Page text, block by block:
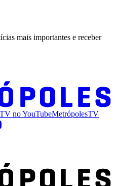
mais importantes e receber
noYouTubeMetrópolesTV